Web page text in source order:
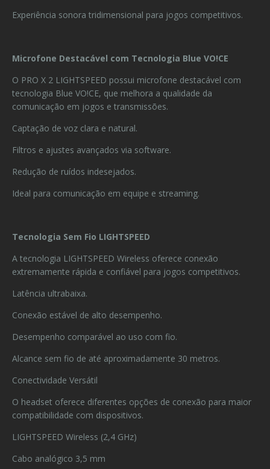
Experiência sonora tridimensional para jogos competitivos.
Microfone Destacável com Tecnologia Blue VO!CE
O PRO X 2 LIGHTSPEED possui microfone destacável com
tecnologia Blue VO!CE, que melhora a qualidade da
comunicação em jogos e transmissões.
Captação de voz clara e natural.
Filtros e ajustes avançados via software.
Redução de ruídos indesejados.
Ideal para comunicação em equipe e streaming.
Tecnologia Sem Fio LIGHTSPEED
A tecnologia LIGHTSPEED Wireless oferece conexão
extremamente rápida e confiável para jogos competitivos.
Latência ultrabaixa.
Conexão estável de alto desempenho.
Desempenho comparável ao uso com fio.
Alcance sem fio de até aproximadamente 30 metros.
Conectividade Versátil
O headset oferece diferentes opções de conexão para maior
compatibilidade com dispositivos.
LIGHTSPEED Wireless (2,4 GHz)
Cabo analógico 3,5 mm